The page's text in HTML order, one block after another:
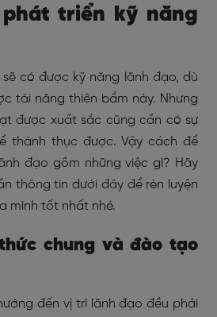
triển kỹ năng
sẽ có được kỹ năng lãnh đạo, dù
tài năng thiên bẩm này. Nhưng
được xuất sắc cũng cần có sự
thành thục được. Vậy cách để
đạo gồm những việc gì? Hãy
thông tin dưới đây để rèn luyện
mình tốt nhất nhé.
chung và đào tạo
đến vị trí lãnh đạo đều phải